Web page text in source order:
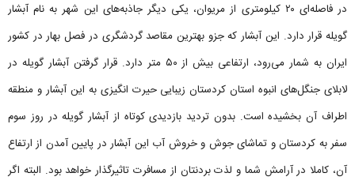
در فاصله‌ای ۲۰ کیلومتری از مریوان، یکی دیگر جاذبه‌های این شهر به نام آبشار
گویله قرار دارد. این آبشار که جزو بهترین مقاصد گردشگری در فصل بهار در کشور
ایران به شمار می‌رود، ارتفاعی بیش از ۵۰ متر دارد. قرار گرفتن آبشار گویله در
لابلای جنگل‌های انبوه استان کردستان زیبایی حیرت انگیزی به این آبشار و منطقه
اطراف آن بخشیده است. بدون تردید بازدیدی کوتاه از آبشار گویله در روز سوم
سفر به کردستان و تماشای جوش و خروش آب‌ این آبشار در پایین آمدن از ارتفاع
آن، کاملا در آرامش شما و لذت بردنتان از مسافرت تاثیرگذار خواهد بود. البته اگر